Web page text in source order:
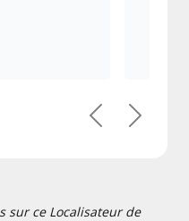
PrécédentSuivant
sur ce Localisateur de